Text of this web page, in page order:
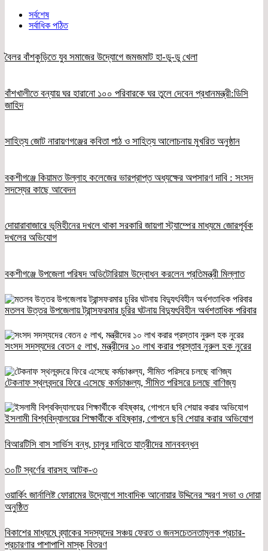
সর্বশেষ
সর্বাধিক পঠিত
বৈলর বাঁশকুড়িতে যুব সমাজের উদ্যোগে জমজমাট হা-ডু-ডু খেলা
বাঁশখালীতে বন্যায় ঘর হারানো ১০০ পরিবারকে ঘর তুলে দেবেন প্রধানমন্ত্রী:ডিসি
জাহিদ
সাহিত্য জোট নারায়ণগঞ্জের কবিতা পাঠ ও সাহিত্য আলোচনায় মুখরিত অনুষ্ঠান
বকশীগঞ্জে কিয়ামত উল্লাহ কলেজের ভারপ্রাপ্ত অধ্যক্ষের অপসারণ দাবি : সংসদ
সদস্যের কাছে আবেদন
দোয়ারাবাজারে ভূমিহীনের দখলে থাকা সরকারি জায়গা স্ট্যাম্পের মাধ্যমে জোরপূর্বক
দখলের অভিযোগ
বকশীগঞ্জে উপজেলা পরিষদ অডিটোরিয়াম উদ্বোধন করলেন প্রতিমন্ত্রী মিল্লাত
মতলব উত্তর উপজেলায় ট্রান্সফরমার চুরির ঘটনায় বিদ্যুৎবিহীন অর্ধশতাধিক পরিবার
সংসদ সদস্যদের বেতন ৫ লাখ, মন্ত্রীদের ১০ লাখ করার প্রস্তাব নুরুল হক নুরের
টেকনাফ স্থলবন্দরে ফিরে এসেছে কর্মচাঞ্চল্য, সীমিত পরিসরে চলছে বাণিজ্য
ইসলামী বিশ্ববিদ্যালয়ের শিক্ষার্থীকে বহিষ্কার, গোপনে ছবি শেয়ার করার অভিযোগ
বিআরটিসি বাস সার্ভিস বন্ধ, চালুর দাবিতে যাত্রীদের মানববন্ধন
৩০টি স্বর্ণের বারসহ আটক-৩
ওয়ার্কিং জার্নালিষ্ট ফোরামের উদ্যোগে সাংবাদিক আনোয়ার উদ্দিনের স্মরণ সভা ও দোয়া
অনুষ্ঠিত
বিকাশের মাধ্যমে ব্র্যাকের সদস্যদের সঞ্চয় ফেরত ও জনসচেতনতামূলক প্রচার-
প্রচারণার পাশাপাশি মাস্ক বিতরণ